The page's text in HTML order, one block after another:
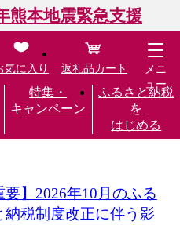
熊本地震緊急支援
特集・
キャンペーン
ふるさと納税
を
はじめる
気に入り 返礼品カート
メニ
ュー
要】2026年10月のふる
納税制度改正に伴う影